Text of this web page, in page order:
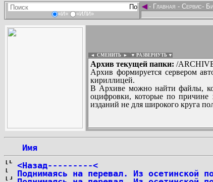
«И» «ИЛИ»
◄- Главная - Сервис-
◄ СМЕНИТЬ ► ▼ РАЗВЕРНУТЬ ▼
Архив текущей папки: /
Архив формируется сервером
кириллицей.
В Архиве можно найти файлы,
оцифровки, которые по причине
изданий не для широкого круга
...
Имя
<Назад---------<
Поднимаясь на перевал. Из